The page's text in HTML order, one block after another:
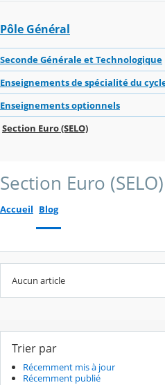
Pôle Général
Seconde Générale et Technologique
Enseignements de spécialité du
Enseignements optionnels
Section Euro (SELO)
Section Euro (SELO)
Accueil Blog
Aucun article
Trier par
Récemment mis à jour
Récemment publié